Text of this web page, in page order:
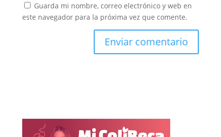
Guarda mi nombre, correo electrónico y web en
este navegador para la próxima vez que comente.